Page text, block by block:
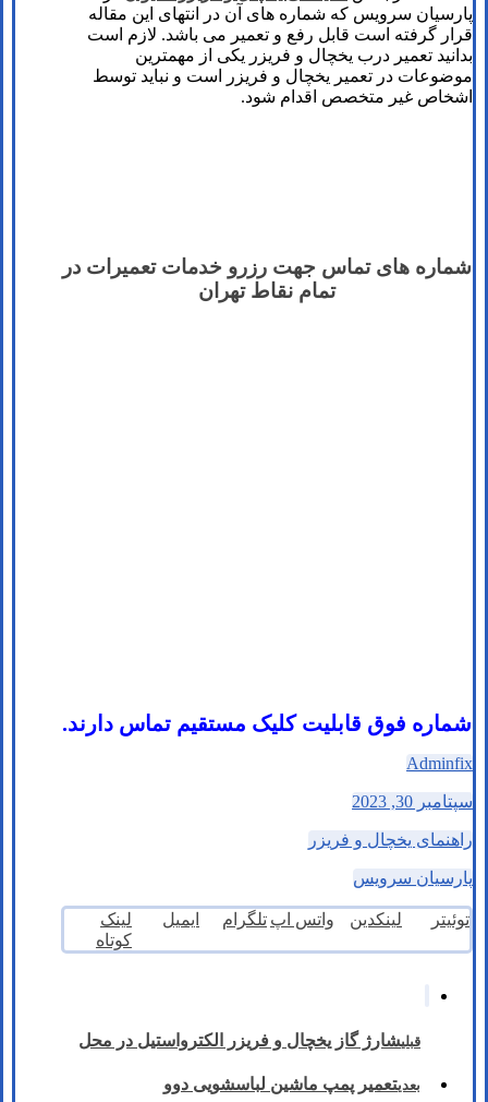
پارسیان سرویس که شماره های آن در انتهای این مقاله
قرار گرفته است قابل رفع و تعمیر می باشد. لازم است
بدانید تعمیر درب یخچال و فریزر یکی از مهمترین
موضوعات در تعمیر یخچال و فریزر است و نباید توسط
اشخاص غیر متخصص اقدام شود.
شماره های تماس​ جهت رزرو خدمات تعمیرات در
تمام نقاط تهران
شماره فوق قابلیت کلیک مستقیم تماس دارند.
Adminfix
سپتامبر 30, 2023
راهنمای یخچال و فریزر
پارسیان سرویس
توئیتر لینکدین واتس اپ تلگرام ایمیل
لینک
کوتاه
قبلیشارژ گاز یخچال و فریزر الکترواستیل در محل
بعدیتعمیر پمپ ماشین لباسشویی دوو